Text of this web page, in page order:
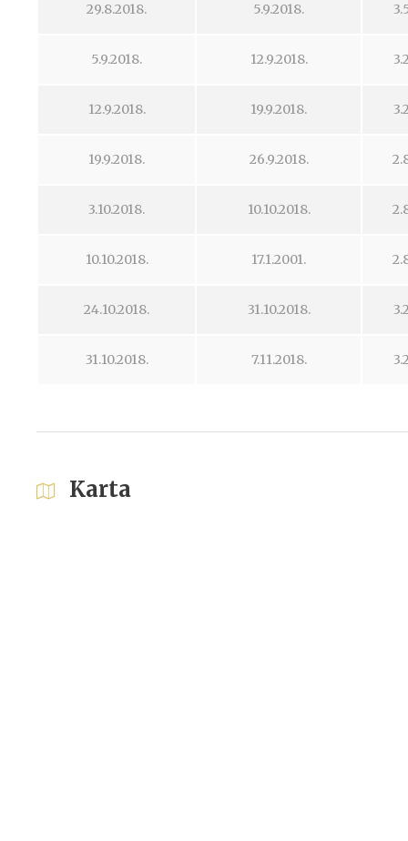
29.8.2018. 5.9.2018.
5.9.2018. 12.9.2018.
12.9.2018. 19.9.2018.
19.9.2018. 26.9.2018.
3.10.2018. 10.10.2018.
10.10.2018. 17.1.2001.
24.10.2018. 31.10.2018.
31.10.2018. 7.11.2018.
Karta